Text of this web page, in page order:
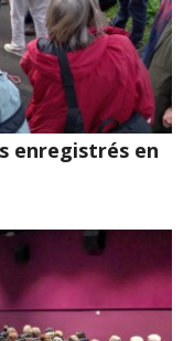
enregistrés en